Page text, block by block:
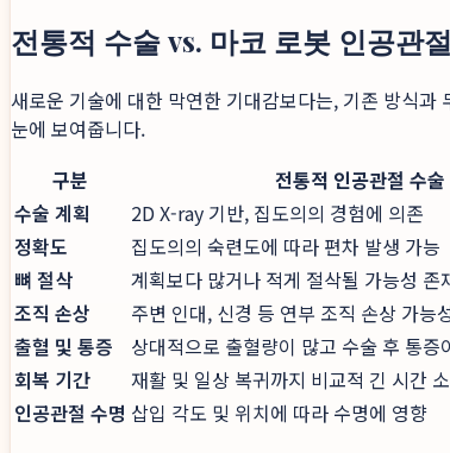
전통적 수술 vs. 마코 로봇 인공관
새로운 기술에 대한 막연한 기대감보다는, 기존 방식
눈에 보여줍니다.
구분
전통적 인공관절 수술
수술 계획
2D X-ray 기반, 집도의의 경험에 의존
정확도
집도의의 숙련도에 따라 편차 발생 가능
뼈 절삭
계획보다 많거나 적게 절삭될 가능성 존
조직 손상
주변 인대, 신경 등 연부 조직 손상 가능
출혈 및 통증
상대적으로 출혈량이 많고 수술 후 통증
회복 기간
재활 및 일상 복귀까지 비교적 긴 시간
인공관절 수명 삽입 각도 및 위치에 따라 수명에 영향